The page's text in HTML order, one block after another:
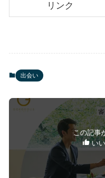
リンク
出会い
この記事
いい